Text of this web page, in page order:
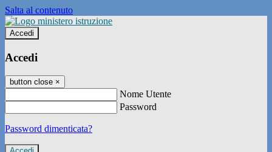
Salta al contenuto
Accedi
Accedi
button close ×
Nome Utente
Password
Password dimenticata?